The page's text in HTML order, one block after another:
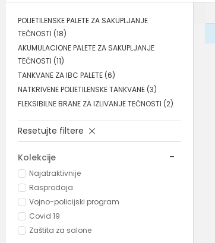
POLIETILENSKE PALETE ZA SAKUPLJANJE
TEČNOSTI (18)
AKUMULACIONE PALETE ZA SAKUPLJANJE
TEČNOSTI (11)
TANKVANE ZA IBC PALETE (6)
NATKRIVENE POLIETILENSKE TANKVANE (3)
FLEKSIBILNE BRANE ZA IZLIVANJE TEČNOSTI (2)
Resetujte filtere
Kolekcije
Najatraktivnije
Rasprodaja
Vojno-policijski program
Covid 19
Zaštita za salone